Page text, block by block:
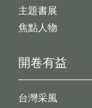
開卷有益
台灣采風
主題書展
焦點人物